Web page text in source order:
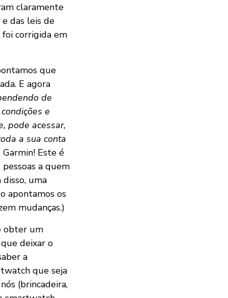
claramente
das leis de
foi corrigida em
que
E agora
de
e
pode acessar,
a sua conta
Este é
a quem
uma
apontamos os
mudanças.)
obter um
deixar o
a
que seja
(brincadeira,